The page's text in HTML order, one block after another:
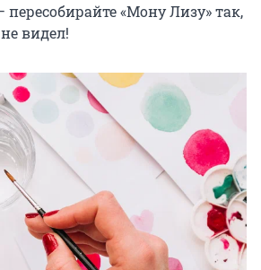
«Мону Лизу» так,
видел!